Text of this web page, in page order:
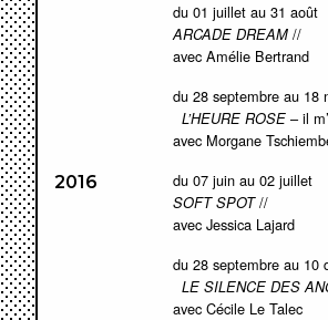
du 01 juillet au 31 août
ARCADE DREAM//
avec Amélie Bertrand
du 28 septembre au 18
L’HEURE ROSE– il
avec Morgane
2016
du 07 juin au 02 juillet
SOFT SPOT//
avec Jessica Lajard
du 28 septembre au 10
LE SILENCE DES
avec Cécile Le Talec